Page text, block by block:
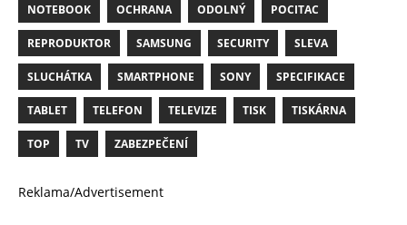
NOTEBOOK OCHRANA ODOLNÝ POCITAC
REPRODUKTOR SAMSUNG SECURITY SLEVA
SLUCHÁTKA SMARTPHONE SONY SPECIFIKACE
TABLET TELEFON TELEVIZE TISK TISKÁRNA
TOP TV ZABEZPEČENÍ
Reklama/Advertisement